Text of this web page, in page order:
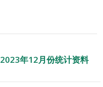
年12月份统计资料